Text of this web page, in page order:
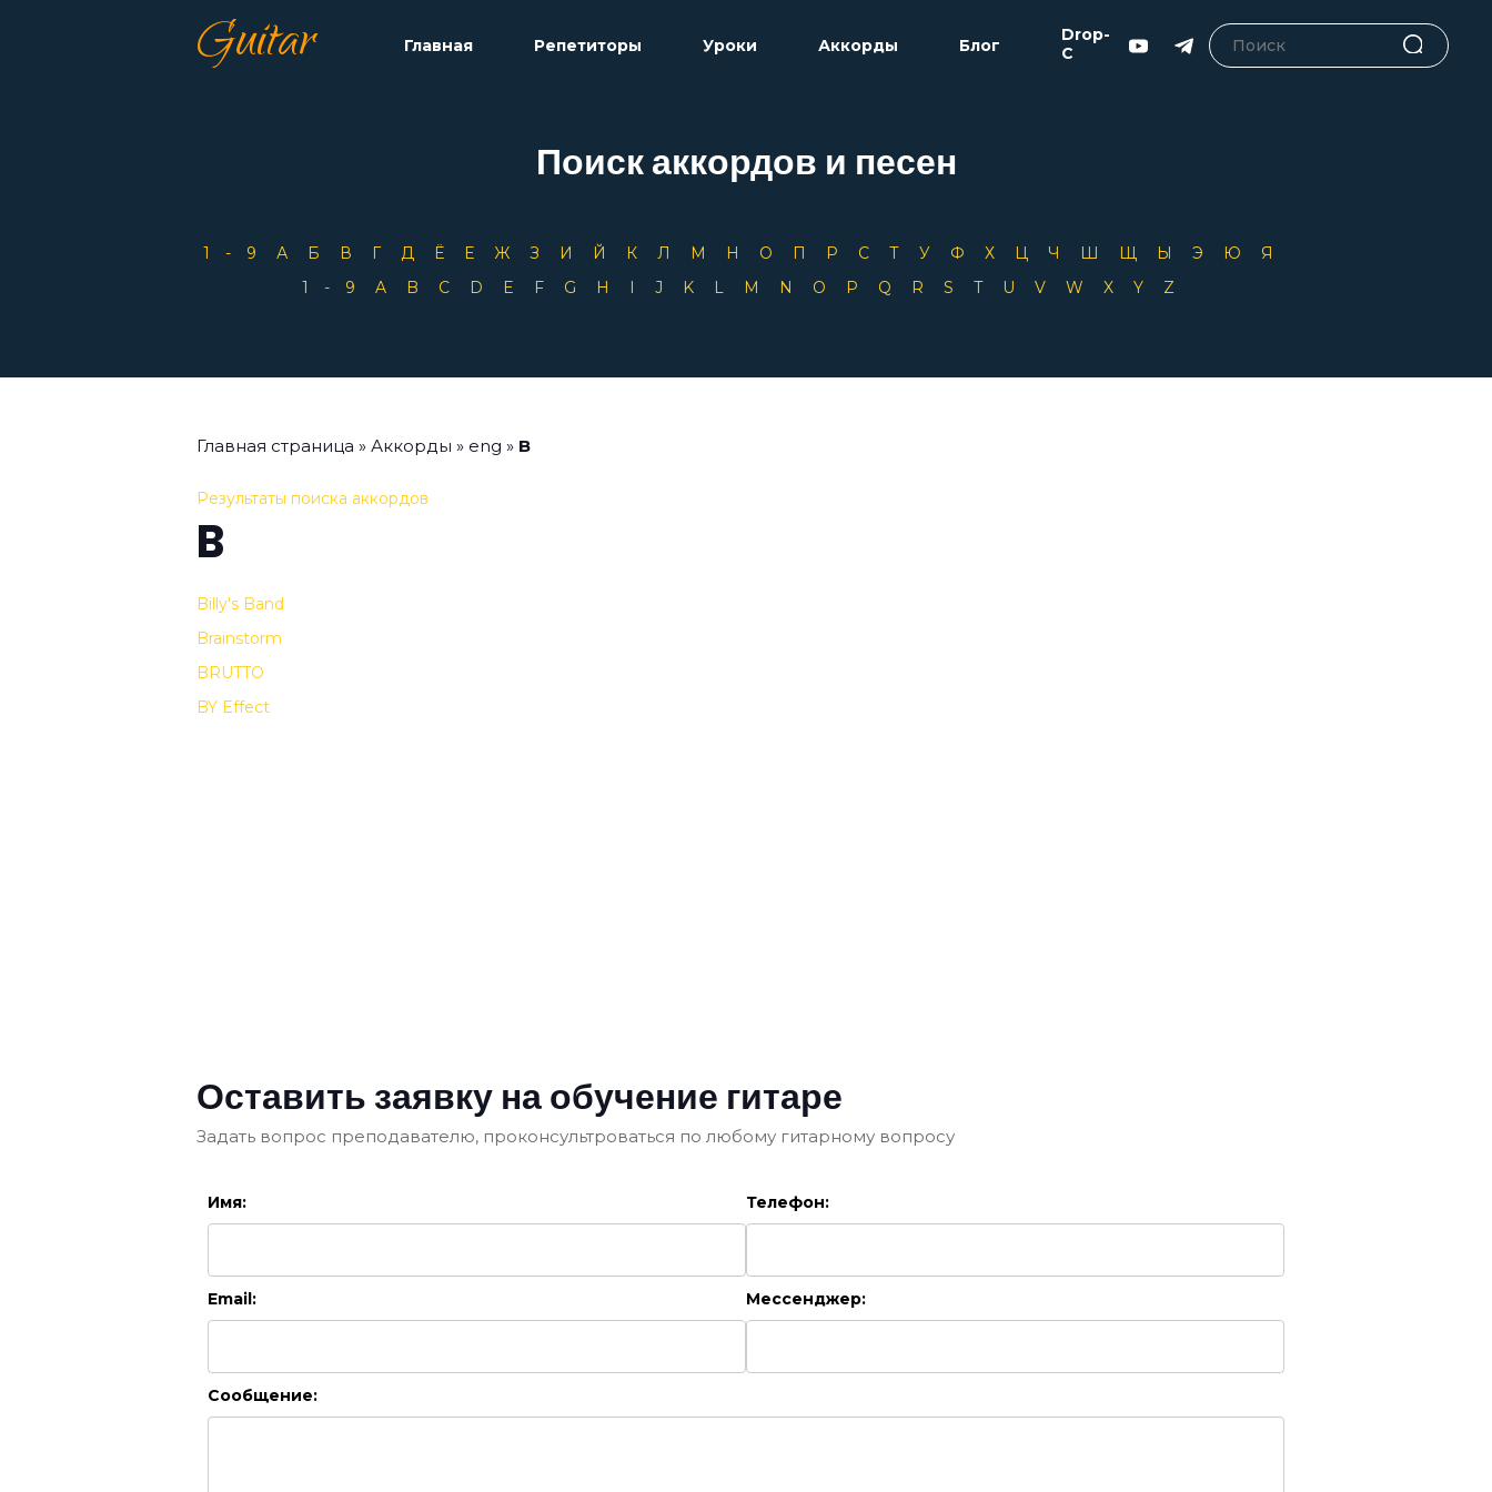
Guitar Главная Репетиторы Уроки Аккорды Блог
Drop-
C
Поиск аккордов и песен
1-9 А Б В Г Д Ё Е Ж З И Й К Л М Н О П Р С Т У Ф Х Ц Ч Ш Щ Ы Э Ю
Я
1-9
A B C D E F G H I J K L M N O P Q R S T U V W X Y Z
Главная страница » Аккорды » eng » B
Результаты поиска аккордов
B
Billy's Band
Brainstorm
BRUTTO
BY Effect
Оставить заявку на обучение гитаре
Задать вопрос преподавателю, проконсультроваться по любому гитарному вопросу
Имя: Телефон:
Email: Мессенджер:
Сообщение: